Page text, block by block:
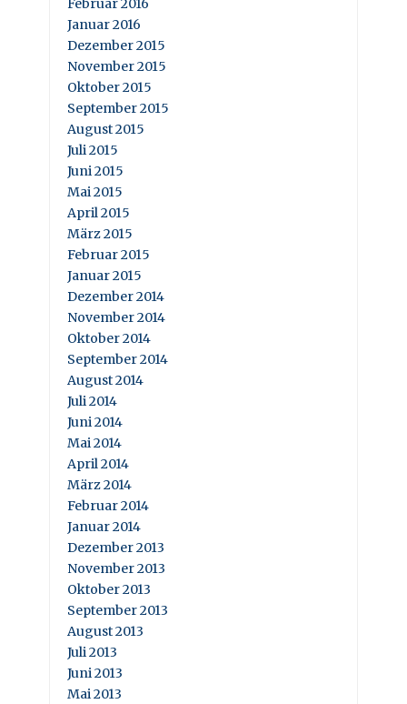
Februar 2016
Januar 2016
Dezember 2015
November 2015
Oktober 2015
September 2015
August 2015
Juli 2015
Juni 2015
Mai 2015
April 2015
März 2015
Februar 2015
Januar 2015
Dezember 2014
November 2014
Oktober 2014
September 2014
August 2014
Juli 2014
Juni 2014
Mai 2014
April 2014
März 2014
Februar 2014
Januar 2014
Dezember 2013
November 2013
Oktober 2013
September 2013
August 2013
Juli 2013
Juni 2013
Mai 2013